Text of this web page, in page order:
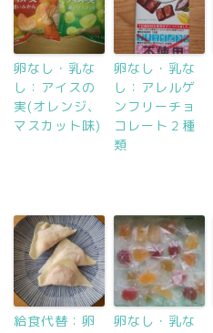
卵なし・乳な
し：アイスの
実(オレンジ、
マスカット味)
卵なし・乳な
し：アレルゲ
ンフリーチョ
コレート２種
類
給食代替：卵
卵なし・乳な